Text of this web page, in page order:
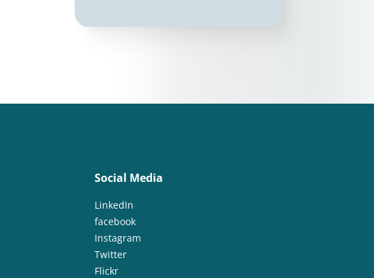
Social Media
LinkedIn
facebook
Instagram
Twitter
Flickr